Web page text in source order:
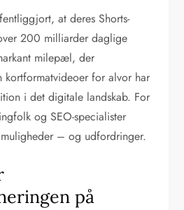
at deres Shorts-
200 milliarder daglige
milepæl, der
kortformatvideoer for alvor har
i det digitale landskab. For
og SEO-specialister
– og udfordringer.
på